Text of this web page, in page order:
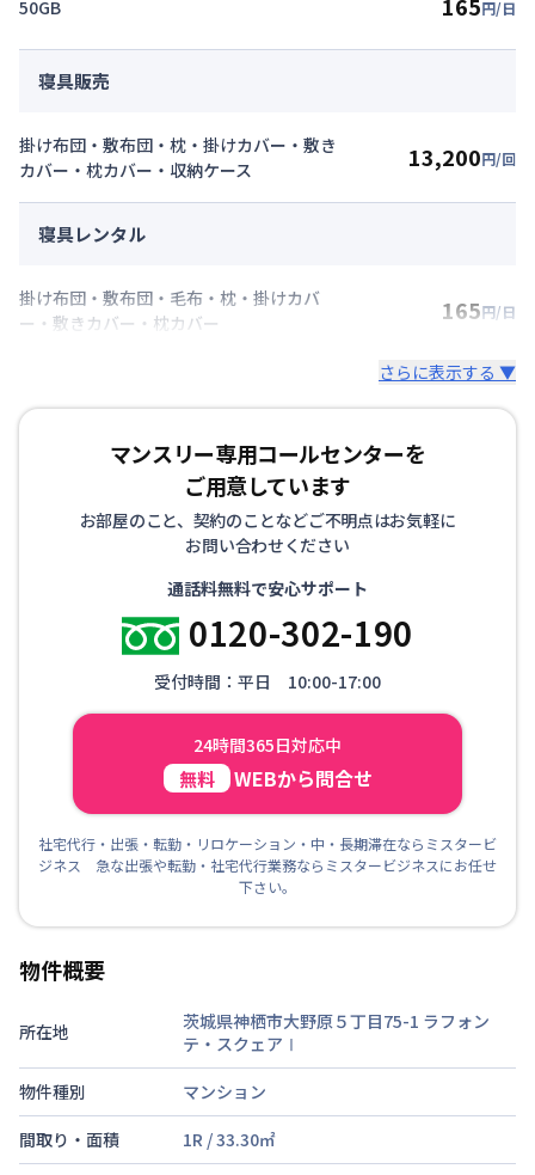
50GB 円/日
寝具販売
掛け布団・敷布団・枕・掛けカバー・敷き
カバー・枕カバー・収納ケース
13,200円/回
寝具レンタル
掛け布団・敷布団・毛布・枕・掛けカバ
ー・敷きカバー・枕カバー
165円/日
さらに表示する ▼
マンスリー専用コールセンターを
ご用意しています
お部屋のこと、契約のことなどご不明点はお気軽に
お問い合わせください
通話料無料で安心サポート
0120-302-190
受付時間：平日 10:00-17:00
24時間365日対応中
無料 WEBから問合せ
社宅代行・出張・転勤・リロケーション・中・長期滞在ならミスタービ
ジネス 急な出張や転勤・社宅代行業務ならミスタービジネスにお任せ
下さい。
物件概要
所在地 茨城県神栖市大野原５丁目75-1 ラフォン
テ・スクェアⅠ
物件種別
マンション
間取り・面積
1R /33.30㎡